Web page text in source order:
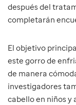
después del
completarán
El objetivo
este gorro de
de manera
investigadores
cabello en niños y